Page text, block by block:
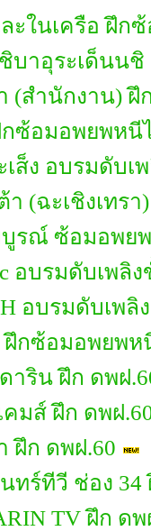
ะในเครือ ฝึก
บาอุระเด็นน
(สำนักงาน) ฝึ
กซ้อมอพยพหนี
เส็ง อบรมดับเ
า (ฉะเชิงเทร
รณ์ ซ้อมอพย
อบรมดับเพลิ
อบรมดับเพลิ
ฝึกซ้อมอพยพห
าริน ฝึก ดพฝ
คมส์ ฝึก ดพฝ
ฝึก ดพฝ.60
ทร์ทีวี ช่อง 34
TV ฝึก ดพ